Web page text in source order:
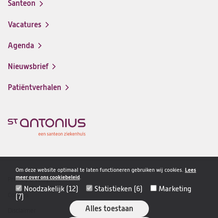
Om deze website optimaal te laten functioneren gebruiken wij cookies. Lees
meer over ons cookiebeleid.
Noodzakelijk (12) Statistieken (6)
Marketing
(7)
Alles toestaan
Santeon
(opent
in
nieuwe
Vacatures
(opent
in
nieuwe
Agenda
Nieuwsbrief
Patiëntverhalen
Disclaimer
navigatie
Privacy & veiligheid
Cookies